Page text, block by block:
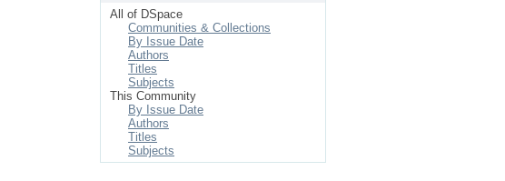
All of DSpace
Communities & Collections
By Issue Date
Authors
Titles
Subjects
This Community
By Issue Date
Authors
Titles
Subjects